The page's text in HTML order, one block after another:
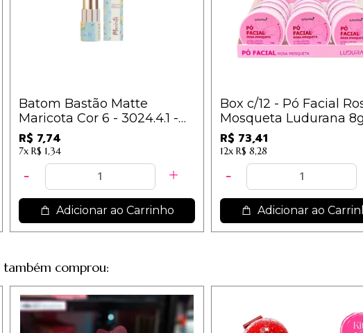
Batom Bastão Matte
Maricota Cor 6 - 3024.4.1 -
Vivai
R$ 7,74
7x R$ 1,34
Adicionar ao Carrinho
Box c/12 - Pó Facial
Mosqueta Ludurana
B00280 / 6,11
R$ 73,41
12x R$ 8,28
Adicionar ao
comprou: